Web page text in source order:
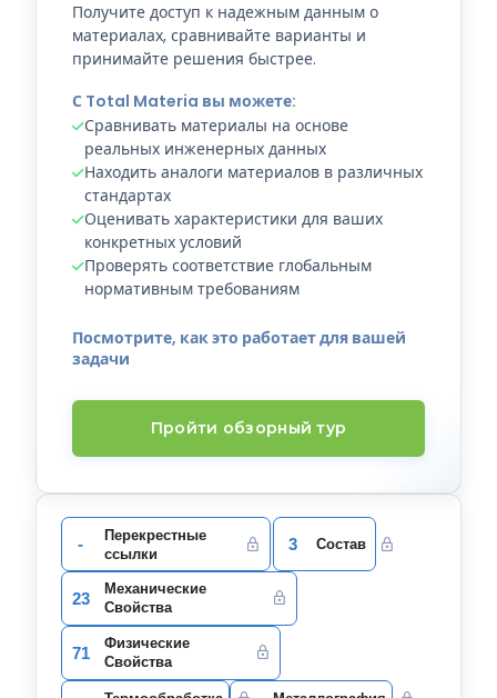
Получите доступ к надежным данным о
материалах, сравнивайте варианты и
принимайте решения быстрее.
С Total Materia вы можете:
Сравнивать материалы на основе
реальных инженерных данных
Находить аналоги материалов в различных
стандартах
Оценивать характеристики для ваших
конкретных условий
Проверять соответствие глобальным
нормативным требованиям
Посмотрите, как это работает для вашей
задачи
Пройти обзорный тур
-
Перекрестные
ссылки
3 Состав
23
Механические
Свойства
71
Физические
Свойства